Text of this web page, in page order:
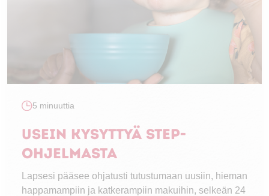
5 minuuttia
Usein kysyttyä STEP-
ohjelmasta
Lapsesi pääsee ohjatusti tutustumaan uusiin, hieman
happamampiin ja katkerampiin makuihin, selkeän 24